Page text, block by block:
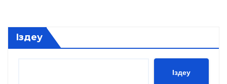
Іздеу
Іздеу